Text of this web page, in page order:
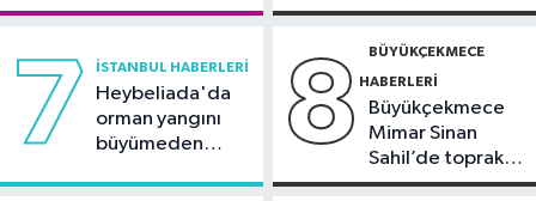
7 İSTANBUL HABERLERI
Heybeliada'da
orman yangını
büyümeden
8 BÜYÜKÇEKMECE
HABERLERI
Büyükçekmece
Mimar Sinan
Sahil’de toprak
kayması